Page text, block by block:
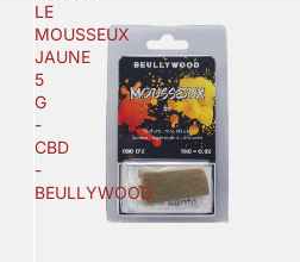
LE
MOUSSEUX
JAUNE
5
G
-
CBD
-
BEULLYWOOD